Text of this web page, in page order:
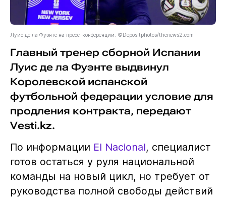
Луис де ла Фуэнте на пресс-конференции. ©Depositphotos/thenews2.com
Главный тренер сборной Испании
Луис де ла Фуэнте выдвинул
Королевской испанской
футбольной федерации условие для
продления контракта, передают
Vesti.kz.
По информации El Nacional, специалист
готов остаться у руля национальной
команды на новый цикл, но требует от
руководства полной свободы действий